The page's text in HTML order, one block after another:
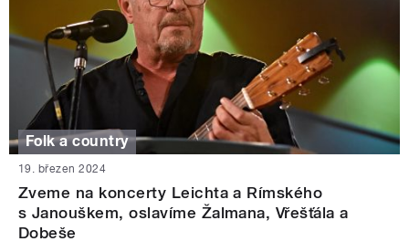
Folk a country
19. březen 2024
Zveme na koncerty Leichta a Rímského
s Janouškem, oslavíme Žalmana, Vřešťála a
Dobeše